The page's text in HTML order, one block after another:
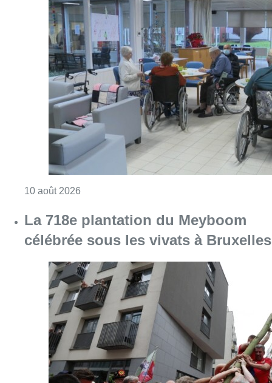
10 août 2026
La 718e plantation du Meyboom
célébrée sous les vivats à Bruxelles